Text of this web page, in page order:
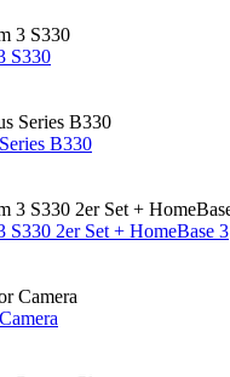
S330
B330
S330 2er Set + HomeBase 3